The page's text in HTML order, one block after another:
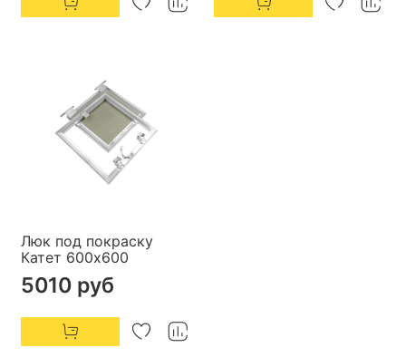
Люк под покраску
Катет 600х600
5010 руб